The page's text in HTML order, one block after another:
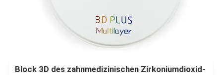
Block 3D des zahnmedizinischen Zirkoniumdioxid-